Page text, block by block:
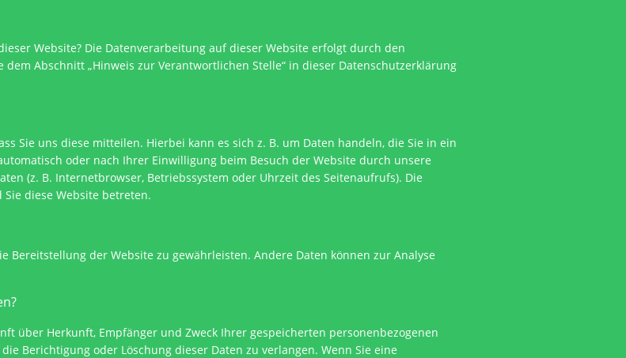
Website? Die Datenverarbeitung auf dieser Website erfolgt durch den
Abschnitt „Hinweis zur Verantwortlichen Stelle“ in dieser Datenschutzerklärung
Sie uns diese mitteilen. Hierbei kann es sich z. B. um Daten handeln, die Sie in ein
oder nach Ihrer Einwilligung beim Besuch der Website durch unsere
(z. B. Internetbrowser, Betriebssystem oder Uhrzeit des Seitenaufrufs). Die
diese Website betreten.
Bereitstellung der Website zu gewährleisten. Andere Daten können zur Analyse
über Herkunft, Empfänger und Zweck Ihrer gespeicherten personenbezogenen
Berichtigung oder Löschung dieser Daten zu verlangen. Wenn Sie eine